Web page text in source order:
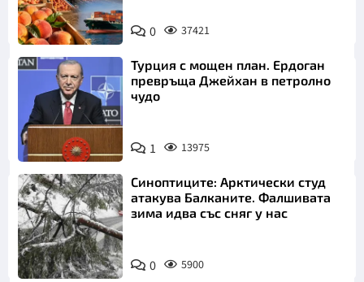
0 37421
Турция с мощен план. Ердоган
превръща Джейхан в петролно
чудо
1 13975
Синоптиците: Арктически студ
атакува Балканите. Фалшивата
зима идва със сняг у нас
0 5900